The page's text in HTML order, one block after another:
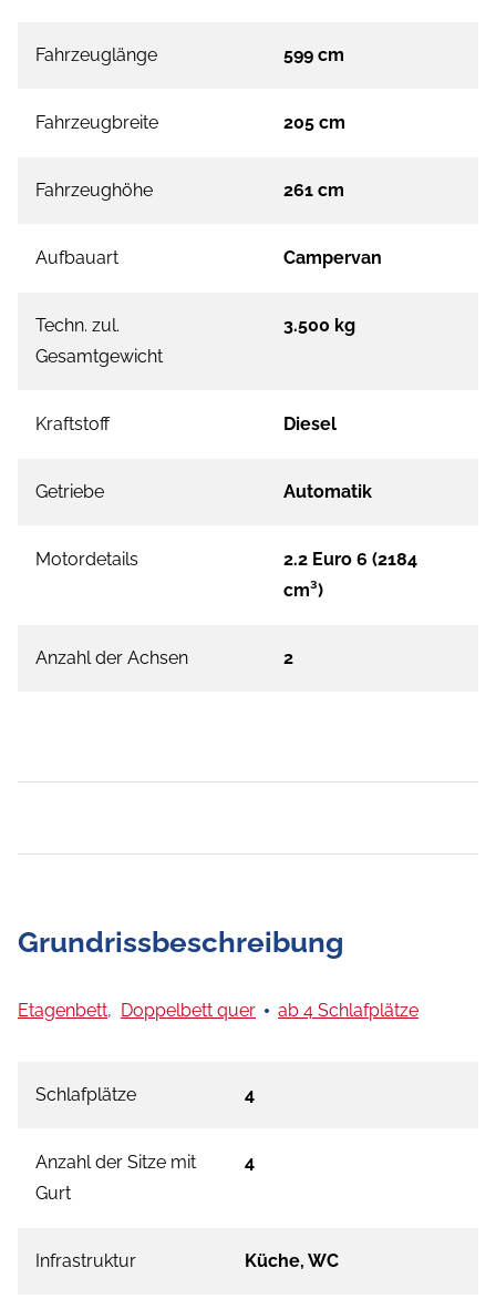
Fahrzeuglänge 599 cm
Fahrzeugbreite 205 cm
Fahrzeughöhe 261 cm
Aufbauart Campervan
Techn. zul.
Gesamtgewicht
3.500 kg
Kraftstoff Diesel
Getriebe Automatik
Motordetails
2.2 Euro 6 (2184
cm³)
Anzahl der Achsen 2
Grundrissbeschreibung
Etagenbett, Doppelbett quer ab 4 Schlafplätze
Schlafplätze 4
Anzahl der Sitze mit
Gurt
4
Infrastruktur Küche, WC